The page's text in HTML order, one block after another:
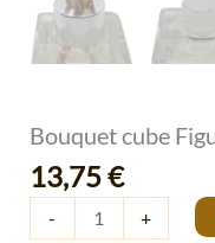
Bouquet cube
13,75€
- +